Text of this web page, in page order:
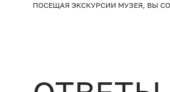
ПОСЕЩАЯ ЭКСКУРСИИ МУЗЕЯ, ВЫ